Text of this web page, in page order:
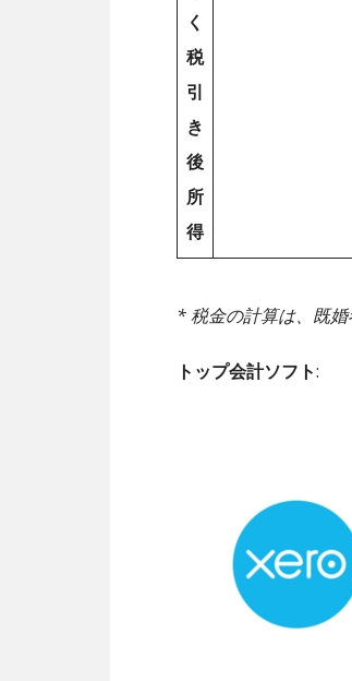
く
税
引
き
後
所
得
* 税金の計算は、既婚
トップ会計ソフト: